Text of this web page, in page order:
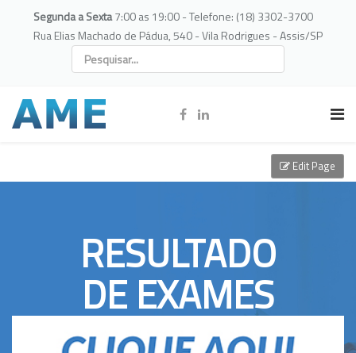
Segunda a Sexta7:00 as 19:00 - Telefone: (18) 3302-3700
Rua Elias Machado de Pádua, 540 - Vila Rodrigues - Assis/SP
RESULTADO
DE EXAMES
Edit Page